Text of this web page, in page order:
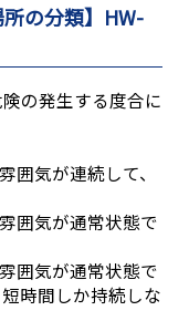
所の分類】HW-
の発生する度合に
気が連続して、
囲気が通常状態で
囲気が通常状態で
時間しか持続しな